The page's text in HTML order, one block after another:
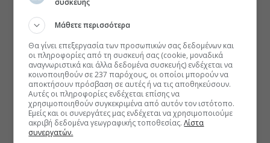
Μάθετε περισσότερα
Θα γίνει επεξεργασία των προσωπικών σας δεδομένων και
οι πληροφορίες από τη συσκευή σας (cookie, μοναδικά
αναγνωριστικά και άλλα δεδομένα συσκευής) ενδέχεται να
κοινοποιηθούν σε 237 παρόχους, οι οποίοι μπορούν να
αποκτήσουν πρόσβαση σε αυτές ή να τις αποθηκεύσουν.
Αυτές οι πληροφορίες ενδέχεται επίσης να
χρησιμοποιηθούν συγκεκριμένα από αυτόν τον ιστότοπο.
Εμείς και οι συνεργάτες μας ενδέχεται να χρησιμοποιούμε
ακριβή δεδομένα γεωγραφικής τοποθεσίας.Λίστα
συνεργατών.